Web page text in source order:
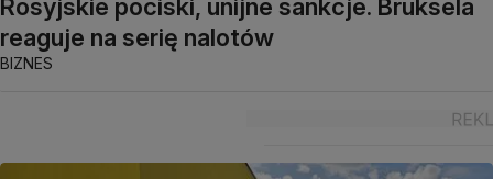
Rosyjskie pociski, unijne sankcje. Bruksela
reaguje na serię nalotów
BIZNES